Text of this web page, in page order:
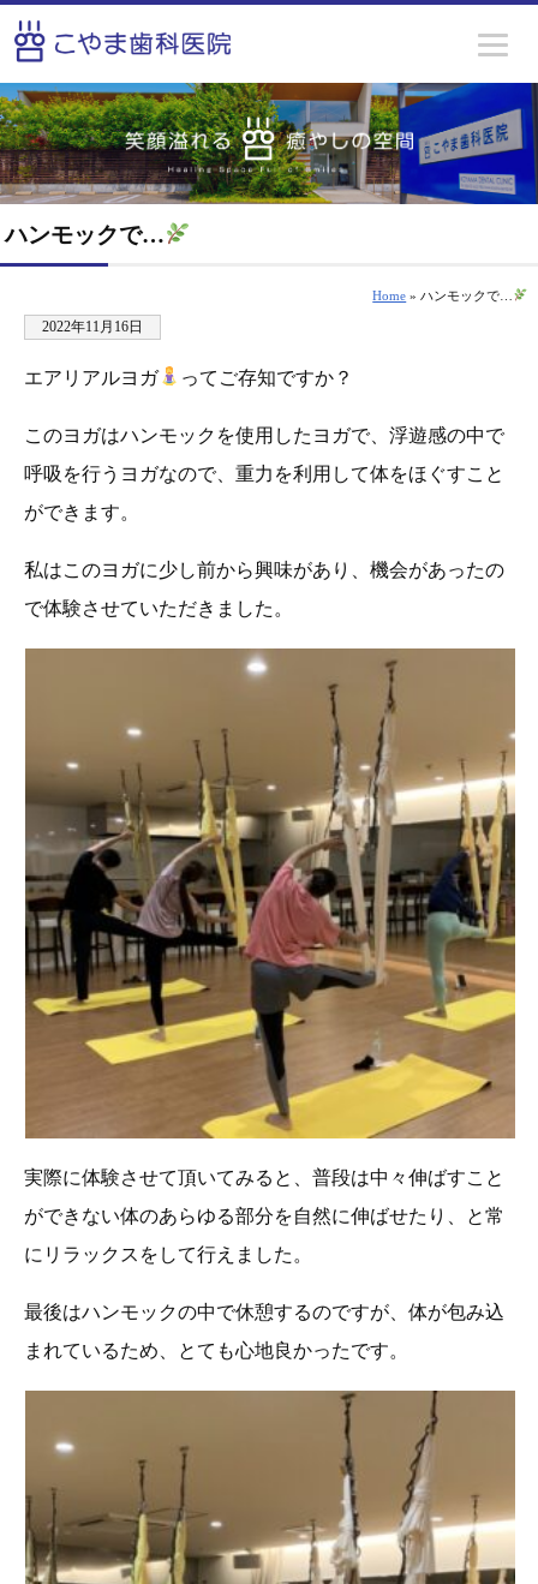
ハンモックで…
Home » ハンモックで…
2022年11月16日
エアリアルヨガ ってご存知ですか？
このヨガはハンモックを使用したヨガで、浮遊感の中で
呼吸を行うヨガなので、重力を利用して体をほぐすこと
ができます。
私はこのヨガに少し前から興味があり、機会があったの
で体験させていただきました。
実際に体験させて頂いてみると、普段は中々伸ばすこと
ができない体のあらゆる部分を自然に伸ばせたり、と常
にリラックスをして行えました。
最後はハンモックの中で休憩するのですが、体が包み込
まれているため、とても心地良かったです。